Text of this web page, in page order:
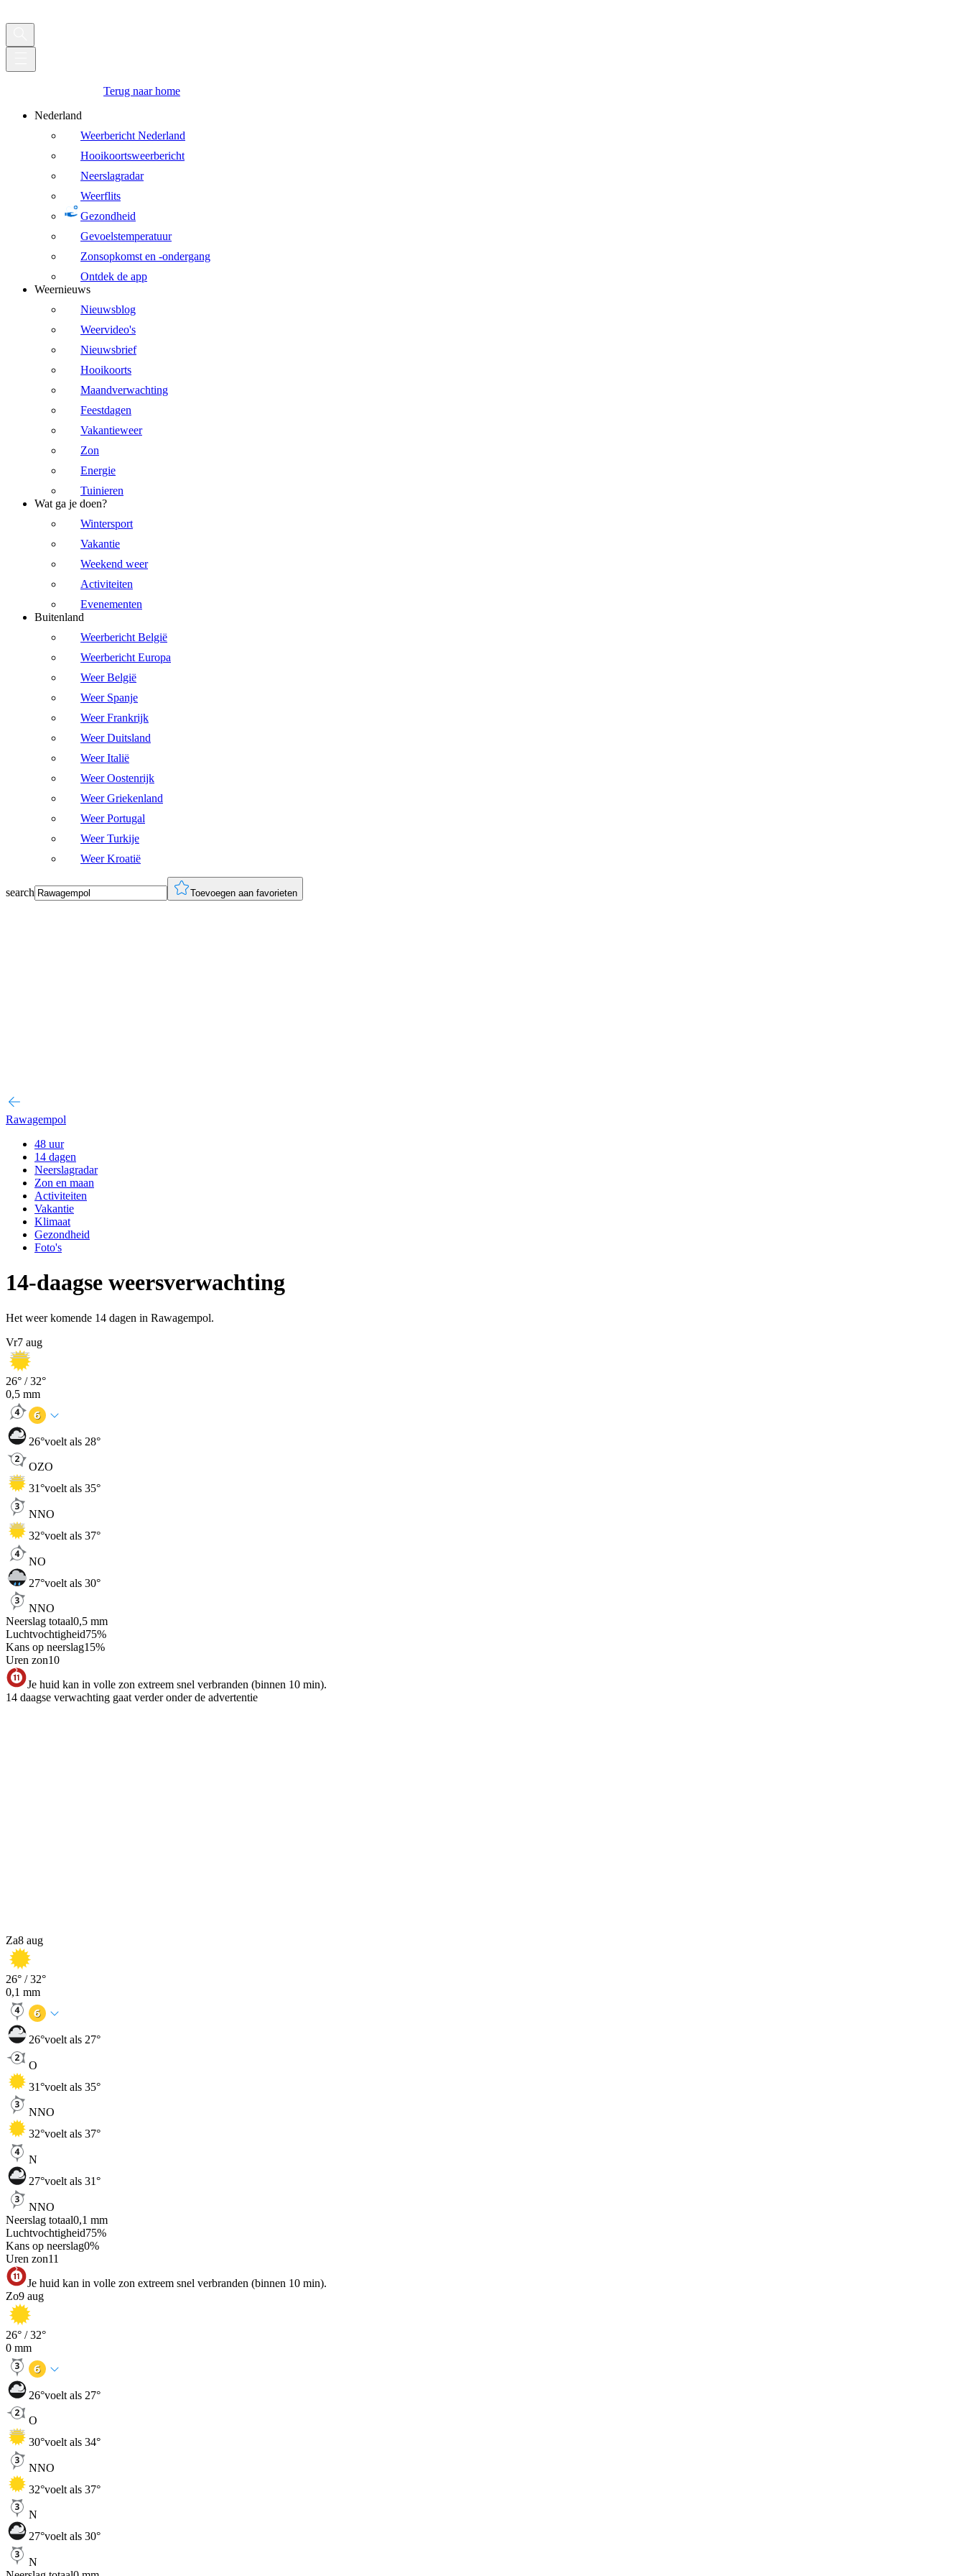
Terug naar home
Nederland
Weerbericht Nederland
Hooikoortsweerbericht
Neerslagradar
Weerflits
Gezondheid
Gevoelstemperatuur
Zonsopkomst en -ondergang
Ontdek de app
Weernieuws
Nieuwsblog
Weervideo's
Nieuwsbrief
Hooikoorts
Maandverwachting
Feestdagen
Vakantieweer
Zon
Energie
Tuinieren
Wat ga je doen?
Wintersport
Vakantie
Weekend weer
Activiteiten
Evenementen
Buitenland
Weerbericht België
Weerbericht Europa
Weer België
Weer Spanje
Weer Frankrijk
Weer Duitsland
Weer Italië
Weer Oostenrijk
Weer Griekenland
Weer Portugal
Weer Turkije
Weer Kroatië
search Toevoegen aan favorieten
Rawagempol
48 uur
14 dagen
Neerslagradar
Zon en maan
Activiteiten
Vakantie
Klimaat
Gezondheid
Foto's
14-daagse weersverwachting
Het weer komende 14 dagen in Rawagempol.
Vr7 aug
26° /32°
0,5 mm
26°voelt als 28°
OZO
31°voelt als 35°
NNO
32°voelt als 37°
NO
27°voelt als 30°
NNO
Neerslag totaal0,5 mm
Luchtvochtigheid75%
Kans op neerslag15%
Uren zon10
Je huid kan in volle zon extreem snel verbranden (binnen 10 min).
14 daagse verwachting gaat verder onder de advertentie
Za8 aug
26° /32°
0,1 mm
26°voelt als 27°
O
31°voelt als 35°
NNO
32°voelt als 37°
N
27°voelt als 31°
NNO
Neerslag totaal0,1 mm
Luchtvochtigheid75%
Kans op neerslag0%
Uren zon11
Je huid kan in volle zon extreem snel verbranden (binnen 10 min).
Zo9 aug
26° /32°
0 mm
26°voelt als 27°
O
30°voelt als 34°
NNO
32°voelt als 37°
N
27°voelt als 30°
N